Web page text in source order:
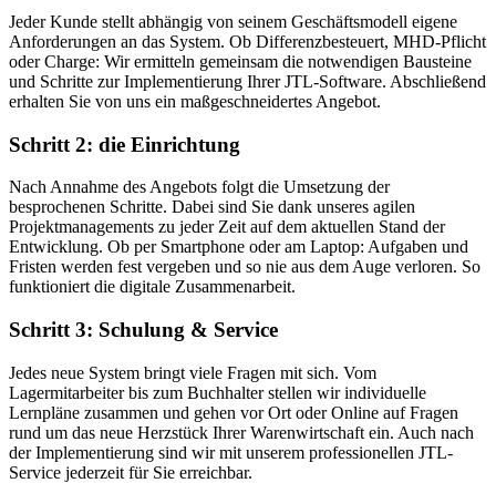
Jeder Kunde stellt abhängig von seinem Geschäftsmodell eigene
Anforderungen an das System. Ob Differenzbesteuert, MHD-Pflicht
oder Charge: Wir ermitteln gemeinsam die notwendigen Bausteine
und Schritte zur Implementierung Ihrer JTL-Software. Abschließend
erhalten Sie von uns ein maßgeschneidertes Angebot.
Schritt 2: die Einrichtung
Nach Annahme des Angebots folgt die Umsetzung der
besprochenen Schritte. Dabei sind Sie dank unseres agilen
Projektmanagements zu jeder Zeit auf dem aktuellen Stand der
Entwicklung. Ob per Smartphone oder am Laptop: Aufgaben und
Fristen werden fest vergeben und so nie aus dem Auge verloren. So
funktioniert die digitale Zusammenarbeit.
Schritt 3: Schulung & Service
Jedes neue System bringt viele Fragen mit sich. Vom
Lagermitarbeiter bis zum Buchhalter stellen wir individuelle
Lernpläne zusammen und gehen vor Ort oder Online auf Fragen
rund um das neue Herzstück Ihrer Warenwirtschaft ein. Auch nach
der Implementierung sind wir mit unserem professionellen JTL-
Service jederzeit für Sie erreichbar.